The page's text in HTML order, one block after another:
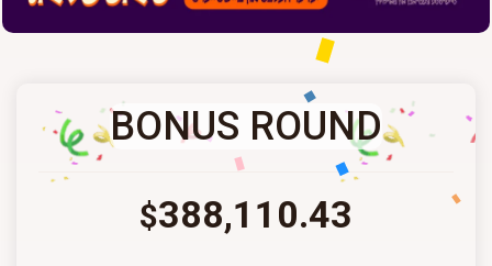
BONUS ROUND
$388,110.43